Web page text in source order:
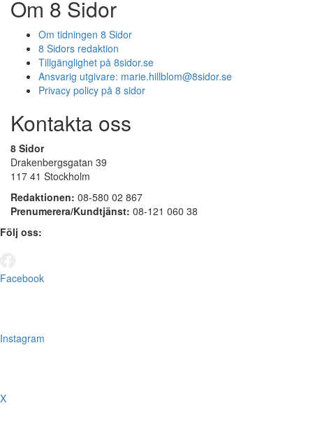
Om 8 Sidor
Om tidningen 8 Sidor
8 Sidors redaktion
Tillgänglighet på 8sidor.se
Ansvarig utgivare: marie.hillblom@8sidor.se
Privacy policy på 8 sidor
Kontakta oss
8 Sidor
Drakenbergsgatan 39
117 41 Stockholm
Redaktionen: 08-580 02 867
Prenumerera/Kundtjänst: 08-121 060 38
Följ oss:
Facebook
Instagram
X